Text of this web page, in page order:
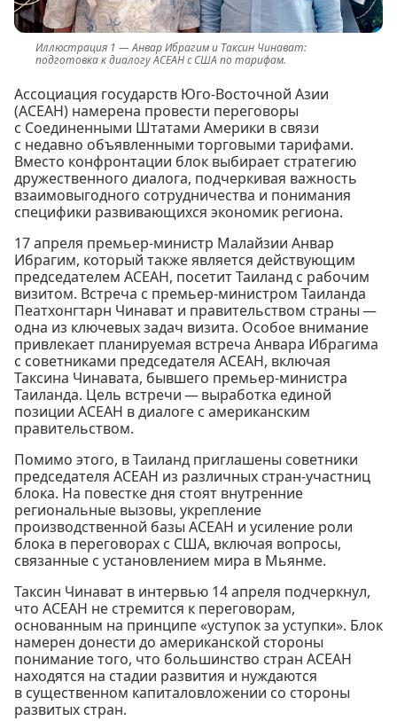
Анвар Ибрагим и Таксин Чинават:
подготовка к диалогу АСЕАН с США по тарифам.
Ассоциация государств Юго-Восточной Азии
(АСЕАН) намерена провести переговоры
с Соединенными Штатами Америки в связи
с недавно объявленными торговыми тарифами.
Вместо конфронтации блок выбирает стратегию
дружественного диалога, подчеркивая важность
взаимовыгодного сотрудничества и понимания
специфики развивающихся экономик региона.
17 апреля премьер-министр Малайзии Анвар
Ибрагим, который также является действующим
председателем АСЕАН, посетит Таиланд с рабочим
визитом. Встреча с премьер-министром Таиланда
Пеатхонгтарн Чинават и правительством страны —
одна из ключевых задач визита. Особое внимание
привлекает планируемая встреча Анвара Ибрагима
с советниками председателя АСЕАН, включая
Таксина Чинавата, бывшего премьер-министра
Таиланда. Цель встречи — выработка единой
позиции АСЕАН в диалоге с американским
правительством.
Помимо этого, в Таиланд приглашены советники
председателя АСЕАН из различных стран-участниц
блока. На повестке дня стоят внутренние
региональные вызовы, укрепление
производственной базы АСЕАН и усиление роли
блока в переговорах с США, включая вопросы,
связанные с установлением мира в Мьянме.
Таксин Чинават в интервью 14 апреля подчеркнул,
что АСЕАН не стремится к переговорам,
основанным на принципе «уступок за уступки». Блок
намерен донести до американской стороны
понимание того, что большинство стран АСЕАН
находятся на стадии развития и нуждаются
в существенном капиталовложении со стороны
развитых стран.